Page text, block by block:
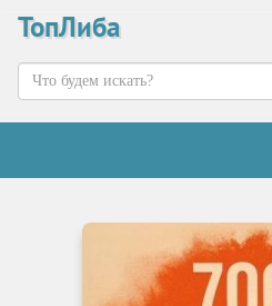
ТопЛиба